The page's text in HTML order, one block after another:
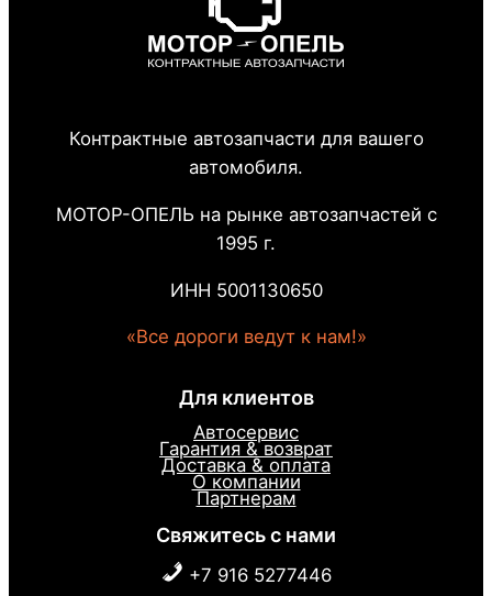
Контрактные автозапчасти для вашего
автомобиля.
МОТОР-ОПЕЛЬ на рынке автозапчастей с
1995 г.
ИНН 5001130650
«Все дороги ведут к нам!»
Для клиентов
Автосервис
Гарантия & возврат
Доставка & оплата
О компании
Партнерам
Свяжитесь с нами
+7 916 5277446